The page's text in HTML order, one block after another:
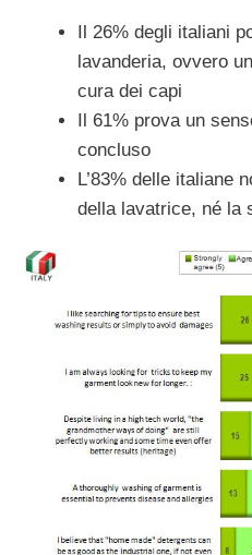
Il 26% degli italiani
lavanderia, ovvero
cura dei capi
Il 61% prova un
concluso
L’83% delle italiane
della lavatrice, né la